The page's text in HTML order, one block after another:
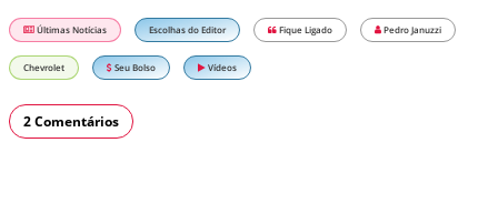
Últimas Notícias Escolhas do Editor Fique Ligado Pedro Januzzi
Chevrolet Seu Bolso Vídeos
2 Comentários